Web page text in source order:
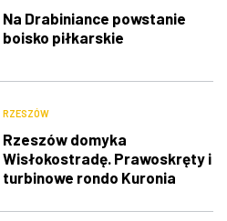
Na Drabiniance powstanie
boisko piłkarskie
RZESZÓW
Rzeszów domyka
Wisłokostradę. Prawoskręty i
turbinowe rondo Kuronia